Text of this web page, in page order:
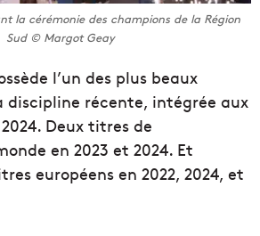
la cérémonie des champions de la Région
Sud © Margot Geay
l’un des plus beaux
discipline récente, intégrée aux
Deux titres de
en 2023 et 2024. Et
européens en 2022, 2024, et